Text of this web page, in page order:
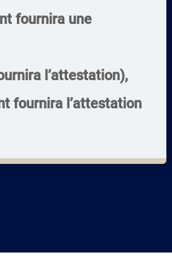
fournira une
l’attestation),
fournira l’attestation